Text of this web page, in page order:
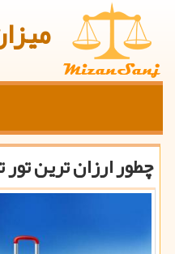
چطور ارزان ترین تور